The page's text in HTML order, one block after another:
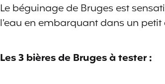
Le béguinage de Bruges est
l’eau en embarquant dans un petit
Les 3 bières de Bruges à tester :